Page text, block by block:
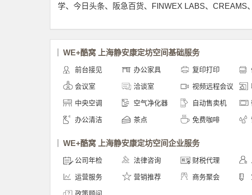
学、今日头条、阪急百货、FINWEX LABS、CREAMS
WE+酷窝 上海静安康定坊空间基础服务
前台接见 办公家具 复印打印
会议室 洽谈室 视频远程会议
中央空调 空气净化器 自动售卖机
办公清洁 茶点 免费咖啡
WE+酷窝 上海静安康定坊空间企业服务
公司年检 法律咨询 财税代理
运营服务 营销推荐 商务聚会